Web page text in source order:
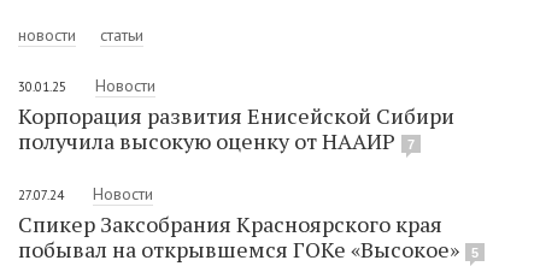
новости статьи
30.01.25 Новости
Корпорация развития Енисейской Сибири
получила высокую оценку от НААИР
7
27.07.24 Новости
Спикер Заксобрания Красноярского края
побывал на открывшемся ГОКе «Высокое»
5